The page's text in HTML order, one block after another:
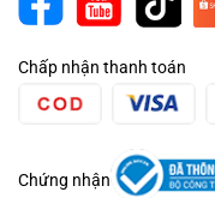
Chấp nhận thanh toán
Chứng nhận